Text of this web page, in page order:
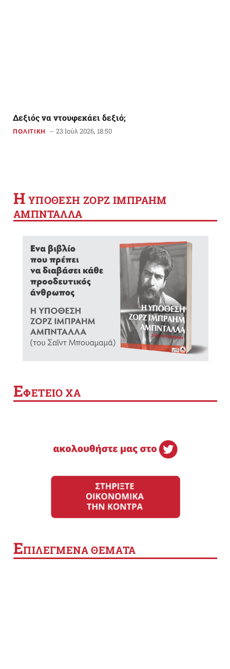
Δεξιός να ντουφεκάει δεξιό;
ΠΟΛΙΤΙΚΗ 23 Ιούλ 2026, 18:50
Η YΠΟΘΕΣΗ ΖΟΡΖ ΙΜΠΡΑΗΜ
ΑΜΠΝΤΑΛΛΑ
ΕΦΕΤΕΙΟ ΧΑ
ΕΠΙΛΕΓΜΕΝΑ ΘΕΜΑΤΑ